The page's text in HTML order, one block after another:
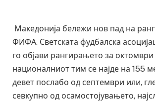
Македонија бележи нов пад на
ФИФА. Светската фудбалска
го објави рангирањето за
националниот тим се најде на 155
девет послабо од септември или,
севкупно од осамостојувањето,